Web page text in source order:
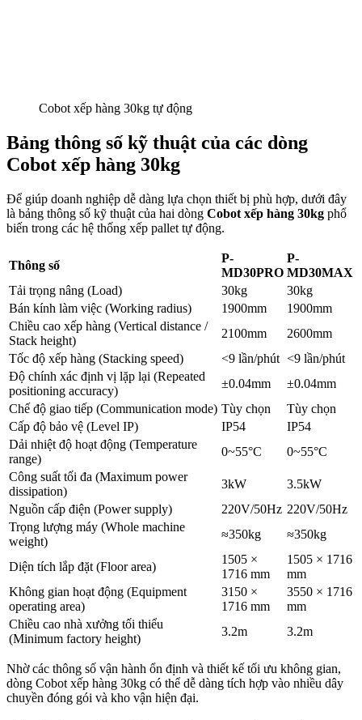
Cobot xếp hàng 30kg tự động
Bảng thông số kỹ thuật của các dòng
Cobot xếp hàng 30kg
Để giúp doanh nghiệp dễ dàng lựa chọn thiết bị phù hợp, dưới đây
là bảng thông số kỹ thuật của hai dòng Cobot xếp hàng 30kg phổ
biến trong các hệ thống xếp pallet tự động.
Thông số
P-
MD30PRO
P-
MD30MAX
Tải trọng nâng (Load)
30kg
30kg
Bán kính làm việc (Working radius)
1900mm
1900mm
Chiều cao xếp hàng (Vertical distance /
Stack height)
2100mm
2600mm
Tốc độ xếp hàng (Stacking speed)
<9 lần/phút <9 lần/phút
Độ chính xác định vị lặp lại (Repeated
positioning accuracy)
±0.04mm
±0.04mm
Chế độ giao tiếp (Communication mode) Tùy chọn
Tùy chọn
Cấp độ bảo vệ (Level IP)
IP54
IP54
Dải nhiệt độ hoạt động (Temperature
range)
0~55°C
0~55°C
Công suất tối đa (Maximum power
dissipation)
3kW
3.5kW
Nguồn cấp điện (Power supply)
220V/50Hz 220V/50Hz
Trọng lượng máy (Whole machine
weight)
≈350kg ≈350kg
Diện tích lắp đặt (Floor area)
1505 ×
1716 mm
1505 × 1716
mm
Không gian hoạt động (Equipment
operating area)
3150 ×
1716 mm
3550 × 1716
mm
Chiều cao nhà xưởng tối thiểu
(Minimum factory height)
3.2m 3.2m
Nhờ các thông số vận hành ổn định và thiết kế tối ưu không gian,
dòng Cobot xếp hàng 30kg có thể dễ dàng tích hợp vào nhiều dây
chuyền đóng gói và kho vận hiện đại.